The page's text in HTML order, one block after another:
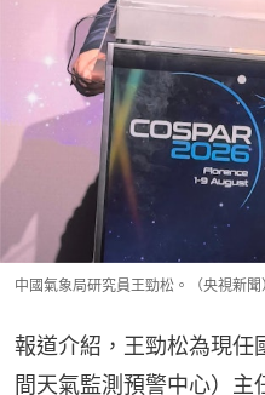
中國氣象局研究員王勁松。（央視新聞
報道介紹，王勁松為現任
間天氣監測預警中心）